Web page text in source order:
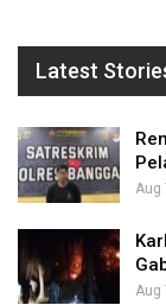
Latest
Aug
Aug